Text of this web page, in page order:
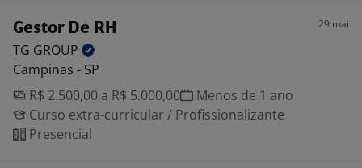
Gestor De RH 29 mai
TG GROUP
Campinas - SP
R$ 2.500,00 a R$ 5.000,00
Menos de 1 ano
Curso extra-curricular / Profissionalizante
Presencial